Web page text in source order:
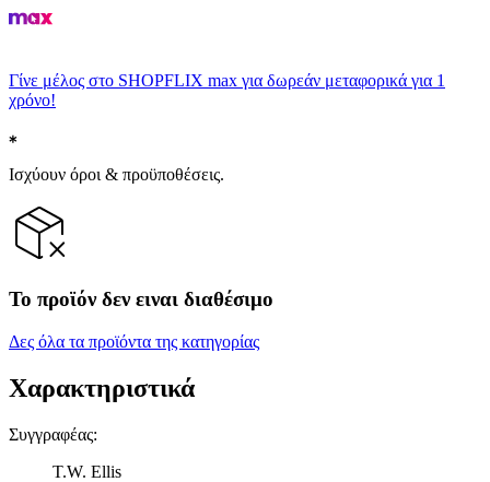
Γίνε μέλος στο SHOPFLIX max για δωρεάν μεταφορικά για 1
χρόνο!
Ισχύουν όροι & προϋποθέσεις.
Το προϊόν δεν ειναι διαθέσιμο
Δες όλα τα προϊόντα της κατηγορίας
Χαρακτηριστικά
Συγγραφέας:
T.W. Ellis